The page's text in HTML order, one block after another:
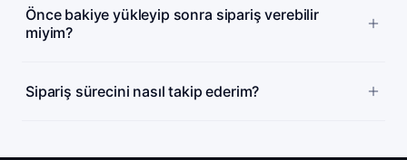
Önce bakiye yükleyip sonra sipariş verebilir
miyim?
Sipariş sürecini nasıl takip ederim?